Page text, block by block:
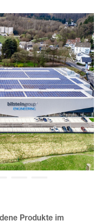
Produkte im